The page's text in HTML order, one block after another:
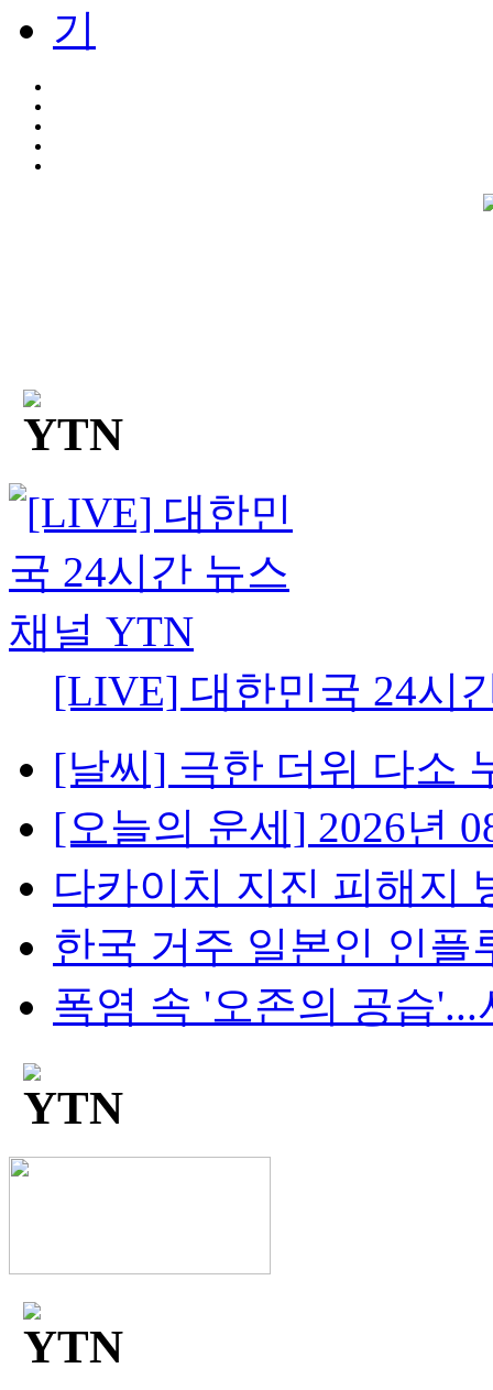
[LIVE] 대한민국 24시
[날씨] 극한 더위 다소
[오늘의 운세] 2026년
다카이치 지진 피해지
한국 거주 일본인 인플
폭염 속 '오존의 공습'...